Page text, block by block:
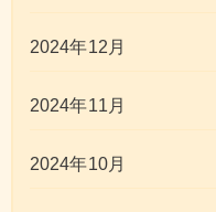
2024年12月
2024年11月
2024年10月